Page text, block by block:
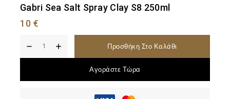
Gabri Sea Salt Spray Clay S8 250ml
10€
Προσθήκη Στο Καλάθι
Αγοράστε Τώρα